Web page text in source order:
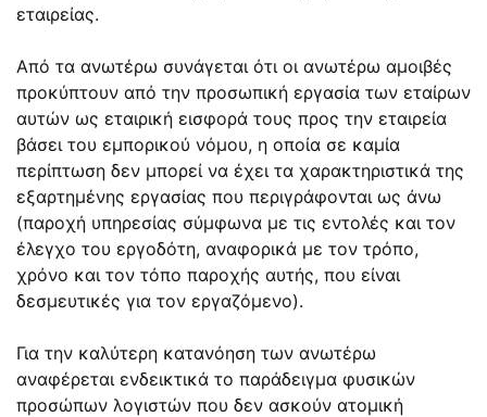
εταιρείας.
Από τα ανωτέρω συνάγεται ότι οι ανωτέρω αμοιβές
προκύπτουν από την προσωπική εργασία των εταίρων
αυτών ως εταιρική εισφορά τους προς την εταιρεία
βάσει του εμπορικού νόμου, η οποία σε καμία
περίπτωση δεν μπορεί να έχει τα χαρακτηριστικά της
εξαρτημένης εργασίας που περιγράφονται ως άνω
(παροχή υπηρεσίας σύμφωνα με τις εντολές και τον
έλεγχο του εργοδότη, αναφορικά με τον τρόπο,
χρόνο και τον τόπο παροχής αυτής, που είναι
δεσμευτικές για τον εργαζόμενο).
Για την καλύτερη κατανόηση των ανωτέρω
αναφέρεται ενδεικτικά το παράδειγμα φυσικών
προσώπων λογιστών που δεν ασκούν ατομική